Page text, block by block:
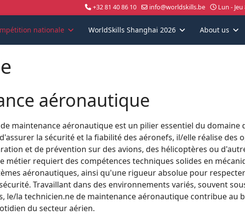
+32 81 40 86 10 info@worldskills.be Lun -
nationale WorldSkills Shanghai 2026 About us
aéronautique
maintenance aéronautique est un pilier essentiel du domaine
la sécurité et la fiabilité des aéronefs, il/elle réalise des
et de prévention sur des avions, des hélicoptères ou
métier requiert des compétences techniques solides en
aéronautiques, ainsi qu'une rigueur absolue pour
Travaillant dans des environnements variés, souvent
le/la technicien.ne de maintenance aéronautique contribue au
du secteur aérien.